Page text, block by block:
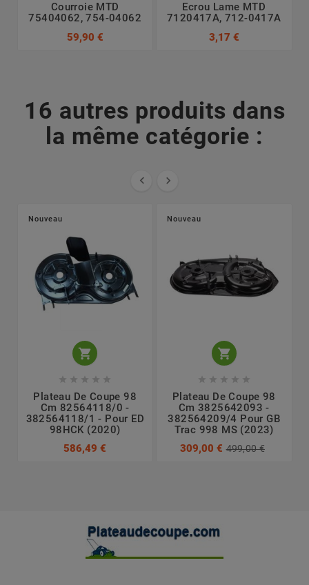
Courroie MTD
75404062, 754-04062
59,90 €
Ecrou Lame MTD
7120417A, 712-0417A
3,17 €
16 autres produits dans
la même catégorie :
 
Nouveau

    
Plateau De Coupe 98
Cm 82564118/0 -
382564118/1 - Pour ED
98HCK (2020)
586,49 €
Nouveau

    
Plateau De Coupe 98
Cm 3825642093 -
382564209/4 Pour GB
Trac 998 MS (2023)
309,00 € 499,00 €